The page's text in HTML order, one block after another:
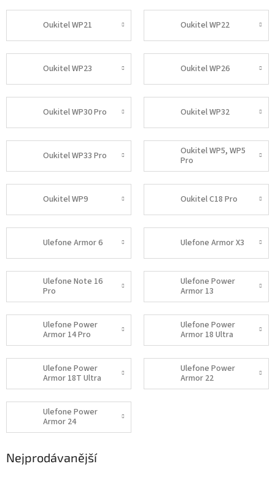
Oukitel WP21 Oukitel WP22
Oukitel WP23 Oukitel WP26
Oukitel WP30 Pro Oukitel WP32
Oukitel WP33 Pro
Oukitel WP5, WP5
Pro
Oukitel WP9 Oukitel C18 Pro
Ulefone Armor 6 Ulefone Armor X3
Ulefone Note 16
Pro
Ulefone Power
Armor 13
Ulefone Power
Armor 14 Pro
Ulefone Power
Armor 18 Ultra
Ulefone Power
Armor 18T Ultra
Ulefone Power
Armor 22
Ulefone Power
Armor 24
Nejprodávanější